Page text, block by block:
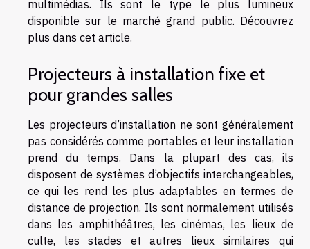
multimédias. Ils sont le type le plus lumineux
disponible sur le marché grand public. Découvrez
plus dans cet article.
Projecteurs à installation fixe et
pour grandes salles
Les projecteurs d’installation ne sont généralement
pas considérés comme portables et leur installation
prend du temps. Dans la plupart des cas, ils
disposent de systèmes d’objectifs interchangeables,
ce qui les rend les plus adaptables en termes de
distance de projection. Ils sont normalement utilisés
dans les amphithéâtres, les cinémas, les lieux de
culte, les stades et autres lieux similaires qui